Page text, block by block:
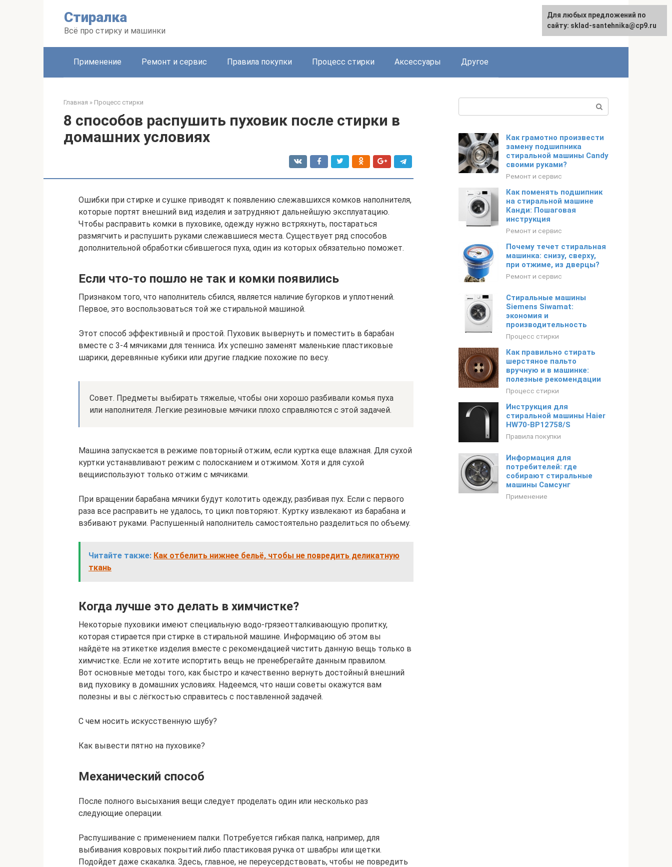
Стиралка
Всё про стирку и машинки
Применение Ремонт и сервис Правила покупки Процесс стирки Аксессуары Другое
Главная » Процесс стирки
8 способов распушить пуховик после стирки в
домашних условиях
Ошибки при стирке и сушке приводят к появлению слежавшихся комков наполнителя,
которые портят внешний вид изделия и затрудняют дальнейшую эксплуатацию.
Чтобы расправить комки в пуховике, одежду нужно встряхнуть, постараться
размягчить и распушить руками слежавшиеся места. Существует ряд способов
дополнительной обработки сбившегося пуха, один из которых обязательно поможет.
Если что-то пошло не так и комки появились
Признаком того, что наполнитель сбился, является наличие бугорков и уплотнений.
Первое, это воспользоваться той же стиральной машиной.
Этот способ эффективный и простой. Пуховик вывернуть и поместить в барабан
вместе с 3-4 мячиками для тенниса. Их успешно заменят маленькие пластиковые
шарики, деревянные кубики или другие гладкие похожие по весу.
Совет. Предметы выбирать тяжелые, чтобы они хорошо разбивали комья пуха
или наполнителя. Легкие резиновые мячики плохо справляются с этой задачей.
Машина запускается в режиме повторный отжим, если куртка еще влажная. Для сухой
куртки устанавливают режим с полосканием и отжимом. Хотя и для сухой
вещииспользуют только отжим с мячиками.
При вращении барабана мячики будут колотить одежду, разбивая пух. Если с первого
раза все расправить не удалось, то цикл повторяют. Куртку извлекают из барабана и
взбивают руками. Распушенный наполнитель самостоятельно разделиться по объему.
Читайте также: Как отбелить нижнее бельё, чтобы не повредить деликатную
ткань
Когда лучше это делать в химчистке?
Некоторые пуховики имеют специальную водо-грязеотталкивающую пропитку,
которая стирается при стирке в стиральной машине. Информацию об этом вы
найдёте на этикетке изделия вместе с рекомендацией чистить данную вещь только в
химчистке. Если не хотите испортить вещь не пренебрегайте данным правилом.
Вот основные методы того, как быстро и качественно вернуть достойный внешний
вид пуховику в домашних условиях. Надеемся, что наши советы окажутся вам
полезны и вы с лёгкостью справитесь с поставленной задачей.
С чем носить искусственную шубу?
Как вывести пятно на пуховике?
Механический способ
После полного высыхания вещи следует проделать один или несколько раз
следующие операции.
Распушивание с применением палки. Потребуется гибкая палка, например, для
выбивания ковровых покрытий либо пластиковая ручка от швабры или щетки.
Подойдет даже скакалка. Здесь, главное, не переусердствовать, чтобы не повредить
Как грамотно произвести
замену подшипника
стиральной машины Candy
своими руками?
Ремонт и сервис
Как поменять подшипник
на стиральной машине
Канди: Пошаговая
инструкция
Ремонт и сервис
Почему течет стиральная
машинка: снизу, сверху,
при отжиме, из дверцы?
Ремонт и сервис
Стиральные машины
Siemens Siwamat:
экономия и
производительность
Процесс стирки
Как правильно стирать
шерстяное пальто
вручную и в машинке:
полезные рекомендации
Процесс стирки
Инструкция для
стиральной машины Haier
HW70-BP12758/S
Правила покупки
Информация для
потребителей: где
собирают стиральные
машины Самсунг
Применение
Для любых предложений по
сайту: sklad-santehnika@cp9.ru